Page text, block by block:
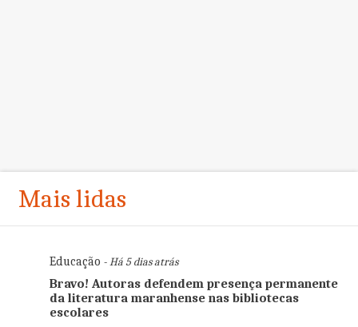
Mais lidas
Educação - Há 5 dias atrás
Bravo! Autoras defendem presença permanente
da literatura maranhense nas bibliotecas
escolares